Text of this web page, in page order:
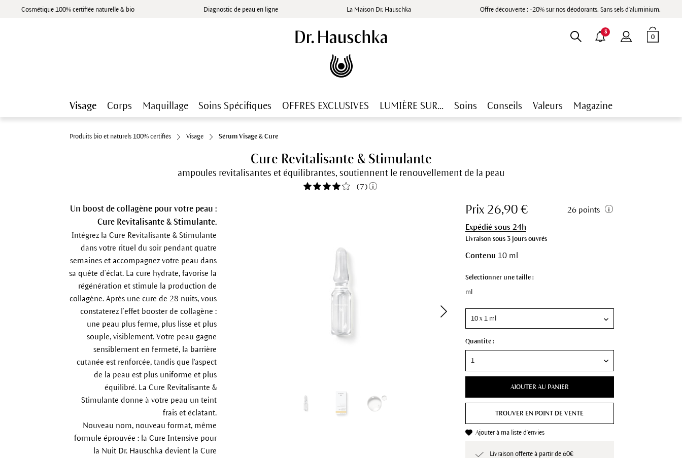
Cosmétique 100% certifiée naturelle & bio Diagnostic de peau en ligne La Maison Dr. Hauschka Offre découverte : -20% sur nos déodorants. Sans sels d'aluminium.
0
3
Visage Corps Maquillage Soins Spécifiques OFFRES EXCLUSIVES LUMIÈRE SUR... Soins Conseils Valeurs Magazine
Produits bio et naturels 100% certifiés Visage Sérum Visage & Cure
Cure Revitalisante & Stimulante
ampoules revitalisantes et équilibrantes, soutiennent le renouvellement de la peau
(7)
Un boost de collagène pour votre peau :
Cure Revitalisante & Stimulante.
Intégrez la Cure Revitalisante & Stimulante
dans votre rituel du soir pendant quatre
semaines et accompagnez votre peau dans
sa quête d’éclat. La cure hydrate, favorise la
régénération et stimule la production de
collagène. Après une cure de 28 nuits, vous
constaterez l’effet booster de collagène :
une peau plus ferme, plus lisse et plus
souple, visiblement. Votre peau gagne
sensiblement en fermeté, la barrière
cutanée est renforcée, tandis que l'aspect
de la peau est plus uniforme et plus
équilibré. La Cure Revitalisante &
Stimulante donne à votre peau un teint
frais et éclatant.
Nouveau nom, nouveau format, même
formule éprouvée : la Cure Intensive pour
la Nuit Dr. Hauschka devient la Cure
Prix 26,90 € 26 points
Expédié sous 24h
Livraison sous 3 jours ouvrés
Contenu 10 ml
Sélectionner une taille :
ml
Quantité :
AJOUTER AU PANIER
TROUVER EN POINT DE VENTE
Ajouter à ma liste d'envies
Livraison offerte à partir de 60€